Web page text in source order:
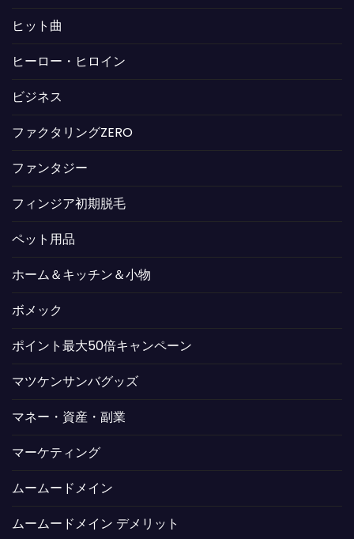
ヒット曲
ヒーロー・ヒロイン
ビジネス
ファクタリングZERO
ファンタジー
フィンジア初期脱毛
ペット用品
ホーム＆キッチン＆小物
ボメック
ポイント最大50倍キャンペーン
マツケンサンバグッズ
マネー・資産・副業
マーケティング
ムームードメイン
ムームードメイン デメリット